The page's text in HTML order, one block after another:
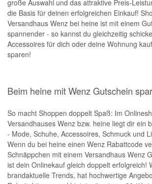
CHECK24
LiveFresh
tink
ABOUT YOU
Alle Shops anzeigen
große Auswahl und das attraktive Preis-
die Basis für deinen erfolgreichen Einkauf!
Versandhaus Wenz bei heine ist mit einem
spannender - so kannst du gleichzeitig
Accessoires für dich oder deine Wohnung
sparen!
Beim heine mit Wenz Gutschein
So macht Shoppen doppelt Spaß: Im
Versandhauses Wenz bzw. heine liegt dir ein
- Mode, Schuhe, Accessoires, Schmuck und
Wenn du bei heine einen Wenz Rabattcode
Schnäppchen mit einem Versandhaus Wenz
ist dein Onlinekauf gleich doppelt erfolgreich!
brandaktuelle Trends, hat hochwertige